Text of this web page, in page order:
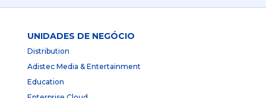
UNIDADES DE NEGÓCIO
Distribution
Adistec Media & Entertainment
Education